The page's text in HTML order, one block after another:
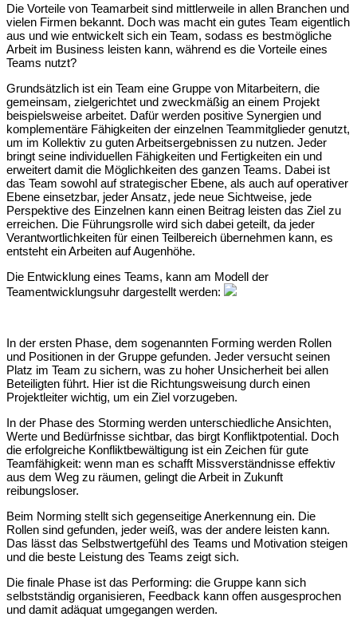
Die Vorteile von Teamarbeit sind mittlerweile in allen Branchen und
vielen Firmen bekannt. Doch was macht ein gutes Team eigentlich
aus und wie entwickelt sich ein Team, sodass es bestmögliche
Arbeit im Business leisten kann, während es die Vorteile eines
Teams nutzt?
Grundsätzlich ist ein Team eine Gruppe von Mitarbeitern, die
gemeinsam, zielgerichtet und zweckmäßig an einem Projekt
beispielsweise arbeitet. Dafür werden positive Synergien und
komplementäre Fähigkeiten der einzelnen Teammitglieder genutzt,
um im Kollektiv zu guten Arbeitsergebnissen zu nutzen. Jeder
bringt seine individuellen Fähigkeiten und Fertigkeiten ein und
erweitert damit die Möglichkeiten des ganzen Teams. Dabei ist
das Team sowohl auf strategischer Ebene, als auch auf operativer
Ebene einsetzbar, jeder Ansatz, jede neue Sichtweise, jede
Perspektive des Einzelnen kann einen Beitrag leisten das Ziel zu
erreichen. Die Führungsrolle wird sich dabei geteilt, da jeder
Verantwortlichkeiten für einen Teilbereich übernehmen kann, es
entsteht ein Arbeiten auf Augenhöhe.
Die Entwicklung eines Teams, kann am Modell der
Teamentwicklungsuhr dargestellt werden:
In der ersten Phase, dem sogenannten Forming werden Rollen
und Positionen in der Gruppe gefunden. Jeder versucht seinen
Platz im Team zu sichern, was zu hoher Unsicherheit bei allen
Beteiligten führt. Hier ist die Richtungsweisung durch einen
Projektleiter wichtig, um ein Ziel vorzugeben.
In der Phase des Storming werden unterschiedliche Ansichten,
Werte und Bedürfnisse sichtbar, das birgt Konfliktpotential. Doch
die erfolgreiche Konfliktbewältigung ist ein Zeichen für gute
Teamfähigkeit: wenn man es schafft Missverständnisse effektiv
aus dem Weg zu räumen, gelingt die Arbeit in Zukunft
reibungsloser.
Beim Norming stellt sich gegenseitige Anerkennung ein. Die
Rollen sind gefunden, jeder weiß, was der andere leisten kann.
Das lässt das Selbstwertgefühl des Teams und Motivation steigen
und die beste Leistung des Teams zeigt sich.
Die finale Phase ist das Performing: die Gruppe kann sich
selbstständig organisieren, Feedback kann offen ausgesprochen
und damit adäquat umgegangen werden.